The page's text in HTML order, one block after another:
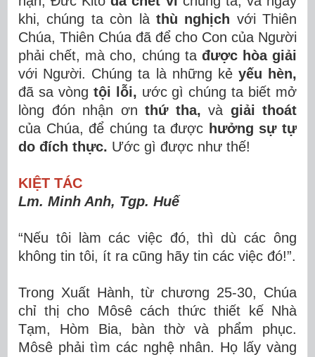
khi, chúng ta còn là thù nghịch với Thiên
Chúa, Thiên Chúa đã để cho Con của Người
phải chết, mà cho, chúng ta được hòa giải
với Người. Chúng ta là những kẻ yếu hèn,
đã sa vòng tội lỗi, ước gì chúng ta biết mở
lòng đón nhận ơn thứ tha, và giải thoát
của Chúa, để chúng ta được hưởng sự tự
do đích thực. Ước gì được như thế!
KIỆT TÁC
Lm. Minh Anh, Tgp. Huế
“Nếu tôi làm các việc đó, thì dù các ông
không tin tôi, ít ra cũng hãy tin các việc đó!”.
Trong Xuất Hành, từ chương 25-30, Chúa
chỉ thị cho Môsê cách thức thiết kế Nhà
Tạm, Hòm Bia, bàn thờ và phẩm phục.
Môsê phải tìm các nghệ nhân. Họ lấy vàng